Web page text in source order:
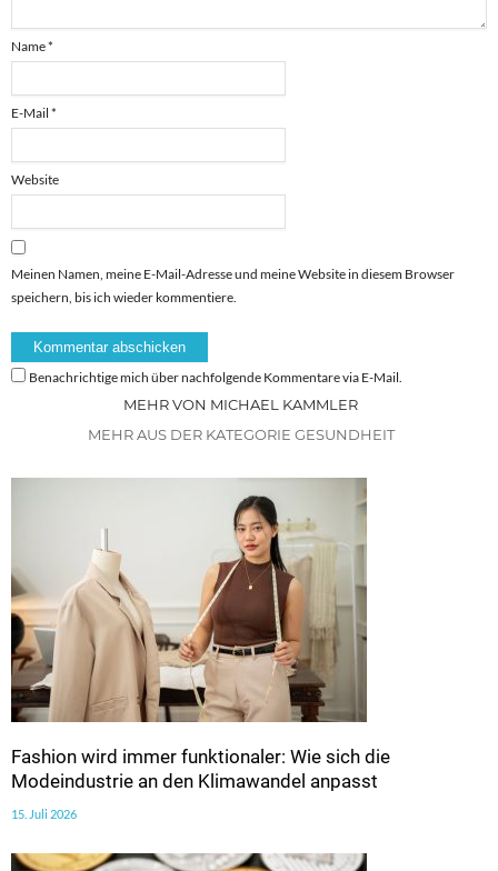
Name*
E-Mail *
Website
Meinen Namen, meine E-Mail-Adresse und meine Website in diesem Browser
speichern, bis ich wieder kommentiere.
Benachrichtige mich über nachfolgende Kommentare via E-Mail.
MEHR VON MICHAEL KAMMLER
MEHR AUS DER KATEGORIE GESUNDHEIT
Fashion wird immer funktionaler: Wie sich die
Modeindustrie an den Klimawandel anpasst
15. Juli 2026